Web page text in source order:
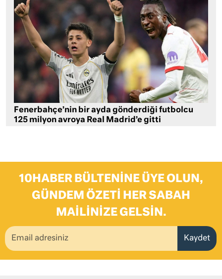
Fenerbahçe’nin bir ayda gönderdiği futbolcu
125 milyon avroya Real Madrid’e gitti
10HABER BÜLTENINE ÜYE OLUN,
GÜNDEM ÖZETI HER SABAH
MAILINIZE GELSIN.
Kaydet